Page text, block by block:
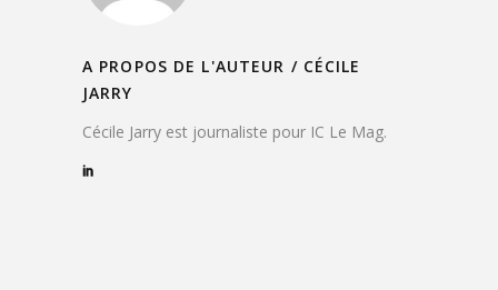
A PROPOS DE L'AUTEUR / CÉCILE
JARRY
Cécile Jarry est journaliste pour IC Le Mag.